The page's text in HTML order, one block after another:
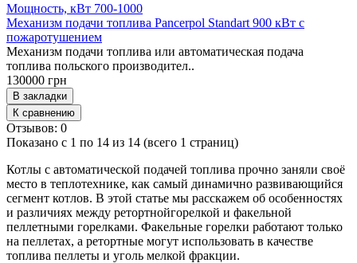
Мощность, кВт 700-1000
Механизм подачи топлива Pancerpol Standart 900 кВт с
пожаротушением
Механизм подачи топлива или автоматическая подача
топлива польского производител..
130000 грн
В закладки
К сравнению
Отзывов: 0
Показано с 1 по 14 из 14 (всего 1 страниц)
Котлы с автоматической подачей топлива прочно заняли своё
место в теплотехнике, как самый динамично развивающийся
сегмент котлов. В этой статье мы расскажем об особенностях
и различиях между ретортнойгорелкой и факельной
пеллетными горелками. Факельные горелки работают только
на пеллетах, а ретортные могут использовать в качестве
топлива пеллеты и уголь мелкой фракции.